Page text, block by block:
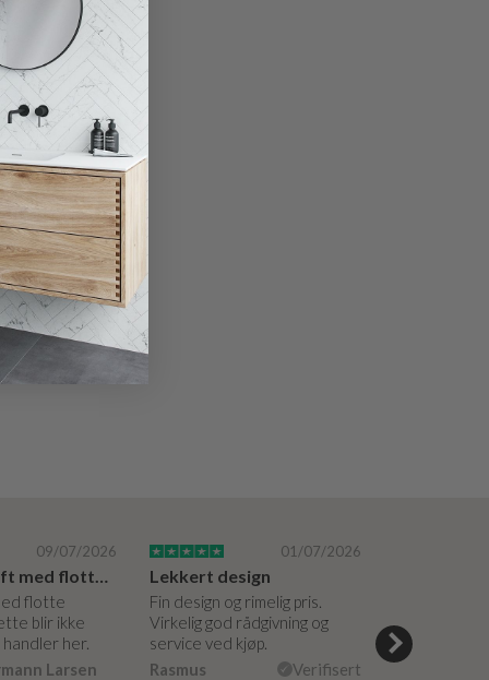
09/07/2026
Super bedrift med flotte produkter
flotte
blir ikke
handler her.
Larsen
01/07/2026
Lekkert design
Fin design og rimelig pris.
Virkelig god rådgivning og
service ved kjøp.
Rasmus
Verifisert
hjelpsomme
veiledning på
måte.